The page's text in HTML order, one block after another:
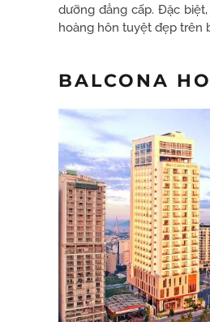
dưỡng đẳng cấp. Đặc
hoàng hôn tuyệt đẹp trên
BALCONA